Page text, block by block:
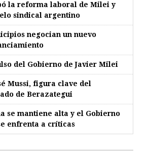
la reforma laboral de Milei y
sindical argentino
negocian un nuevo
del Gobierno de Javier Milei
Mussi, figura clave del
de Berazategui
se mantiene alta y el Gobierno
enfrenta a críticas